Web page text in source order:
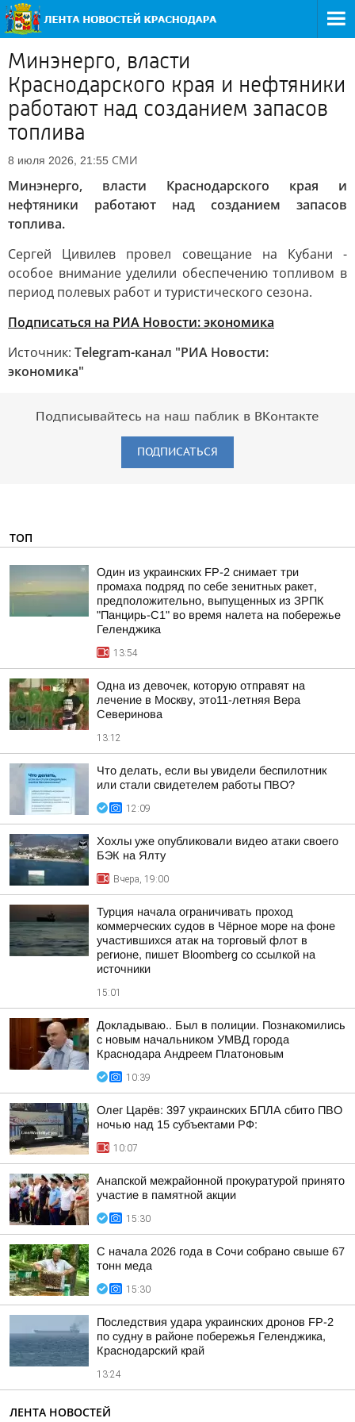
Минэнерго, власти
Краснодарского края и нефтяники
работают над созданием запасов
топлива
8 июля 2026, 21:55 СМИ
Минэнерго, власти Краснодарского края и
нефтяники работают над созданием запасов
топлива.
Сергей Цивилев провел совещание на Кубани -
особое внимание уделили обеспечению топливом в
период полевых работ и туристического сезона.
Подписаться на РИА Новости: экономика
Источник: Telegram-канал "РИА Новости:
экономика"
Подписывайтесь на наш паблик в ВКонтакте
ПОДПИСАТЬСЯ
ТОП
Один из украинских FP-2 снимает три
промаха подряд по себе зенитных ракет,
предположительно, выпущенных из ЗРПК
"Панцирь-С1" во время налета на побережье
Геленджика
13:54
Одна из девочек, которую отправят на
лечение в Москву, это11-летняя Вера
Северинова
13:12
Что делать, если вы увидели беспилотник
или стали свидетелем работы ПВО?
12:09
Хохлы уже опубликовали видео атаки своего
БЭК на Ялту
Вчера, 19:00
Турция начала ограничивать проход
коммерческих судов в Чёрное море на фоне
участившихся атак на торговый флот в
регионе, пишет Bloomberg со ссылкой на
источники
15:01
Докладываю.. Был в полиции. Познакомились
с новым начальником УМВД города
Краснодара Андреем Платоновым
10:39
Олег Царёв: 397 украинских БПЛА сбито ПВО
ночью над 15 субъектами РФ:
10:07
Анапской межрайонной прокуратурой принято
участие в памятной акции
15:30
С начала 2026 года в Сочи собрано свыше 67
тонн меда
15:30
Последствия удара украинских дронов FP-2
по судну в районе побережья Геленджика,
Краснодарский край
13:24
ЛЕНТА НОВОСТЕЙ